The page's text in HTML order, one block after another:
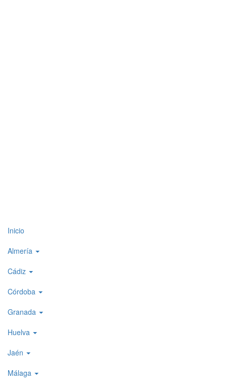
Top
level
1
Inicio
Almería
Cádiz
Córdoba
Granada
Huelva
Jaén
Málaga